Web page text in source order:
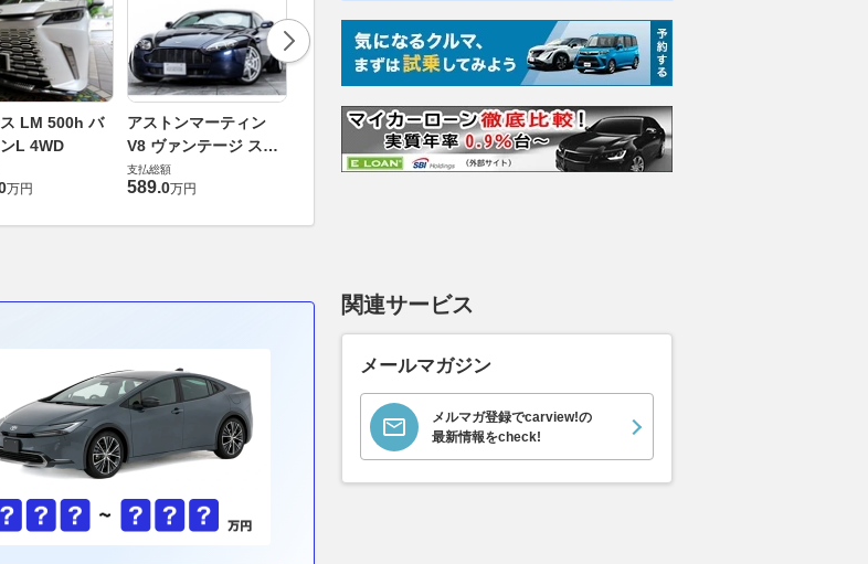
LM 500h バ
L 4WD
万円
アストンマーティン
V8 ヴァンテージ スポ
ーツシフト
支払総額
589.0万円
ロータス エヴォーラ
ホンダ NSX 3.0
支払総額
898.0万円
ロールスロイス ゴース
ト ロールスロイス ゴ
ースト(第1世代 / RR4)
支払総額
関連サービス
メールマガジン
メルマガ登録でcarview!の
最新情報をcheck!